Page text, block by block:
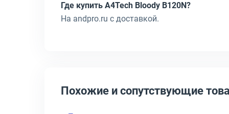
Где купить A4Tech Bloody B120N?
На andpro.ru с доставкой.
Похожие и сопутствующие